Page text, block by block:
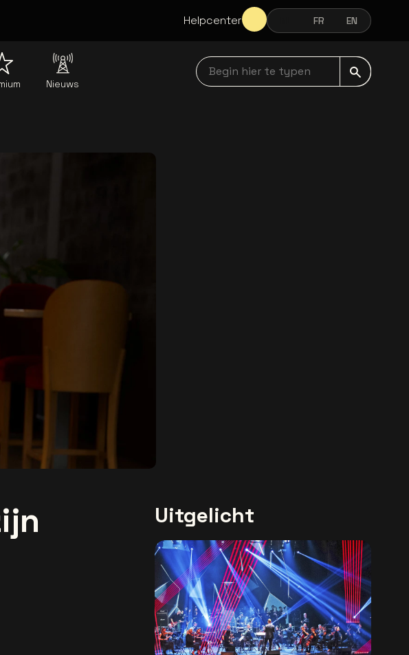
Helpcenter NEDERLANDSFRANÇAIS
FR ENGLISH
EN
Nieuws
Begin hier te typen navbar
Uitgelicht